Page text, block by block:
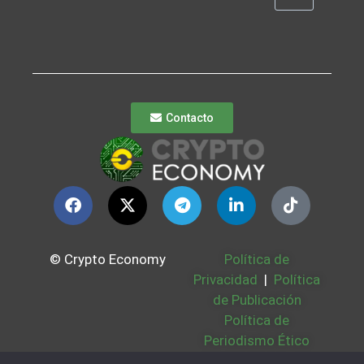
Contacto
© Crypto Economy
Política de
Privacidad | Política
de Publicación
Política de
Periodismo Ético